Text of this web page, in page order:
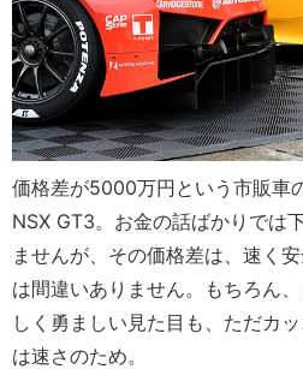
価格差が5000万円という市販車
NSX GT3。お金の話ばかりでは
ませんが、その価格差は、速く
は間違いありません。もちろん
しく勇ましい見た目も、ただカ
は速さのため。